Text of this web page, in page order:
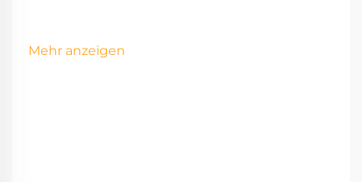
Mehr anzeigen